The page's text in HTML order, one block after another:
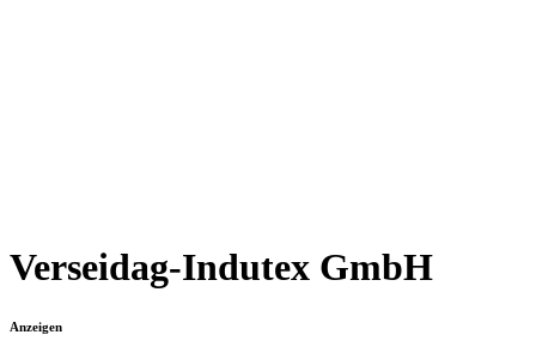
Verseidag-Indutex GmbH
Anzeigen